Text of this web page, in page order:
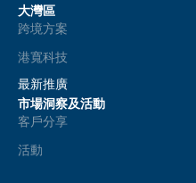
大灣區
跨境方案
港寬科技
最新推廣
市場洞察及活動
客戶分享
活動